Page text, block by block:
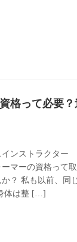
格って必要
インストラクター
マーの資格って
？ 私も以前、同
体は整 […]